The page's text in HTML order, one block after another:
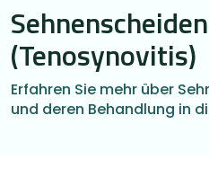
(Tenosynovitis)
Erfahren Sie mehr über
und deren Behandlung in